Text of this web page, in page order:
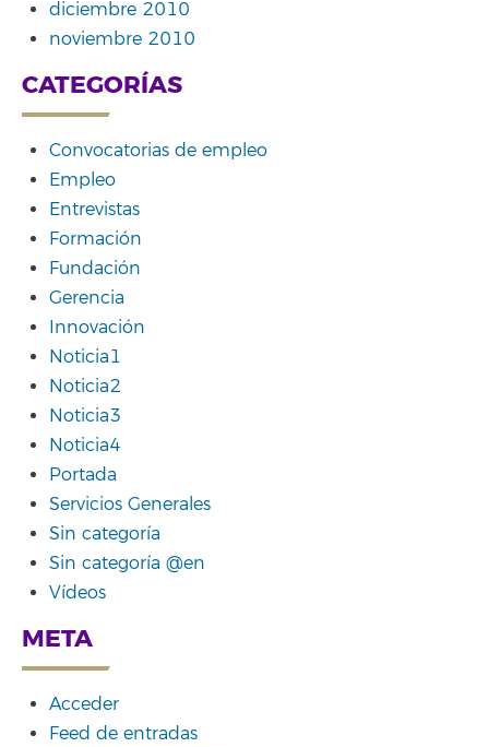
diciembre 2010
noviembre 2010
CATEGORÍAS
Convocatorias de empleo
Empleo
Entrevistas
Formación
Fundación
Gerencia
Innovación
Noticia1
Noticia2
Noticia3
Noticia4
Portada
Servicios Generales
Sin categoría
Sin categoría @en
Vídeos
META
Acceder
Feed de entradas